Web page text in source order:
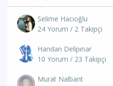
Selime Hacıoğlu
24 Yorum / 2 Takipçi
Handan Delipınar
10 Yorum / 23 Takipçi
Murat Nalbant